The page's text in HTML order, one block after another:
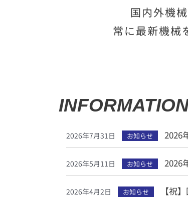
国内外機
常に最新機械
2026年7月31日 お知らせ 2026
2026年5月11日 お知らせ 2026
2026年4月2日 お知らせ 【祝